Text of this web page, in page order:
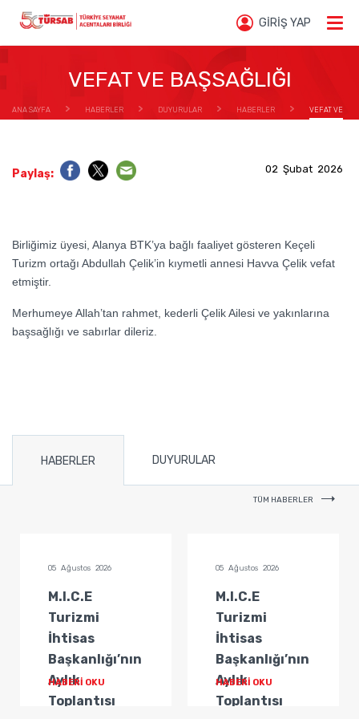
GİRİŞ YAP
VEFAT VE BAŞSAĞLIĞI
ANA SAYFA HABERLER DUYURULAR HABERLER VEFAT VE
02 Şubat 2026
Paylaş:
Birliğimiz üyesi, Alanya BTK’ya bağlı faaliyet gösteren Keçeli
Turizm ortağı Abdullah Çelik’in kıymetli annesi Havva Çelik vefat
etmiştir.
Merhumeye Allah’tan rahmet, kederli Çelik Ailesi ve yakınlarına
başsağlığı ve sabırlar dileriz.
HABERLER DUYURULAR
TÜM HABERLER
05 Ağustos 2026
M.I.C.E
Turizmi
İhtisas
Başkanlığı’nın
Aylık
Toplantısı
HABERİ OKU
05 Ağustos 2026
M.I.C.E
Turizmi
İhtisas
Başkanlığı’nın
Aylık
Toplantısı
HABERİ OKU